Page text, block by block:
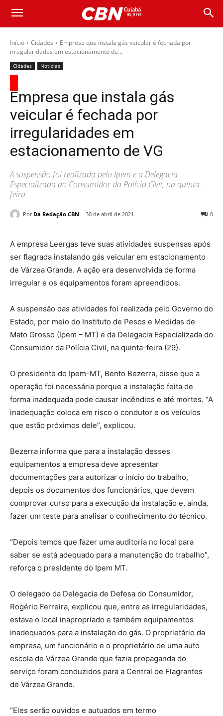
Início Cidades
Empresa que instala gás veicular é fechada por
irregularidades em estacionamento de...
Cidades Notícias
Empresa que instala gás
veicular é fechada por
irregularidades em
estacionamento de VG
A suspensão foi realizada pelo Ipem e a Delegacia
Especializada do Consumidor da Polícia Civil, na quinta-
feira
Por Da Redação CBN 30 de abril de 2021 0
A empresa Leergas teve suas atividades suspensas após
ser flagrada instalando gás veicular em estacionamento
de Várzea Grande. A ação era desenvolvida de forma
irregular e os equipamentos foram apreendidos.
A suspensão das atividades foi realizada pelo Governo do
Estado, por meio do Instituto de Pesos e Medidas de
Mato Grosso (Ipem – MT) e da Delegacia Especializada do
Consumidor da Polícia Civil, na quinta-feira (29).
O presidente do Ipem-MT, Bento Bezerra, disse que a
operação foi necessária porque a instalação feita de
forma inadequada pode causar incêndios e até mortes. “A
inadequação coloca em risco o condutor e os veículos
que estão próximos dele”, explicou.
Bezerra informa que para a instalação desses
equipamentos a empresa deve apresentar
documentações para autorizar o início do trabalho,
depois os documentos dos funcionários, que devem
comprovar curso para a execução da instalação e, ainda,
fazer um teste para analisar o conhecimento do técnico.
“Depois temos que fazer uma auditoria no local para
saber se está adequado para a manutenção do trabalho”,
reforça o presidente do Ipem MT.
O delegado da Delegacia de Defesa do Consumidor,
Rogério Ferreira, explicou que, entre as irregularidades,
estava o local inapropriado e também equipamentos
inadequados para a instalação do gás. O proprietário da
empresa, um funcionário e o proprietário de uma auto
escola de Várzea Grande que fazia propaganda do
serviço foram conduzidos para a Central de Flagrantes
de Várzea Grande.
“Eles serão ouvidos e autuados em termo